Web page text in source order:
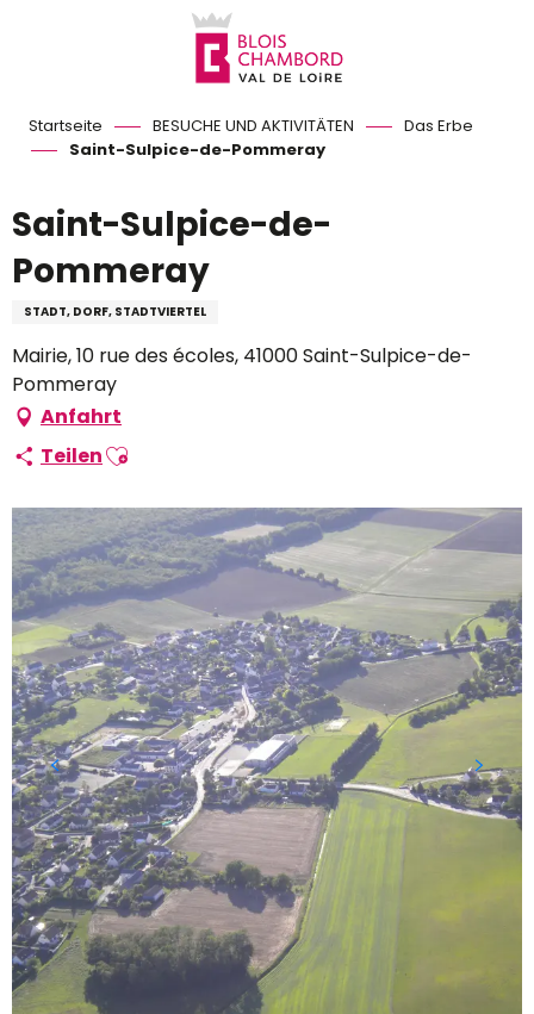
Startseite BESUCHE UND AKTIVITÄTEN
Das Erbe
Saint-Sulpice-de-Pommeray
Saint-Sulpice-de-
Pommeray
STADT, DORF, STADTVIERTEL
Mairie, 10 rue des écoles, 41000 Saint-Sulpice-de-
Pommeray
Anfahrt
TeilenAjouter aux favoris